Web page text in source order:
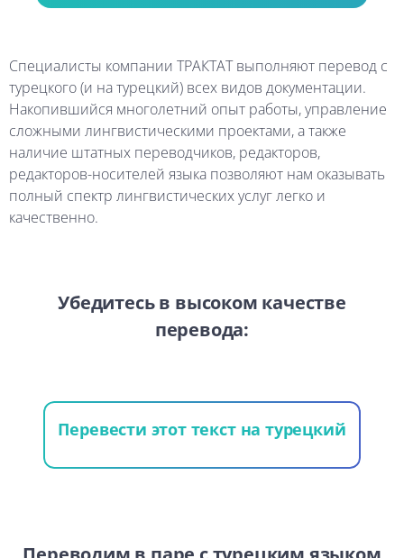
Специалисты компании ТРАКТАТ выполняют перевод с
турецкого(и натурецкий) всех видов документации.
Накопившийся многолетний опыт работы,управление
сложными лингвистическими проектами,атакже
наличие штатных переводчиков, редакторов,
редакторов-носителей языка позволяют нам оказывать
полный спектр лингвистическихуслуглегко и
качественно.
Убедитесь в высоком качестве
перевода:
Перевести этот текст на турецкий